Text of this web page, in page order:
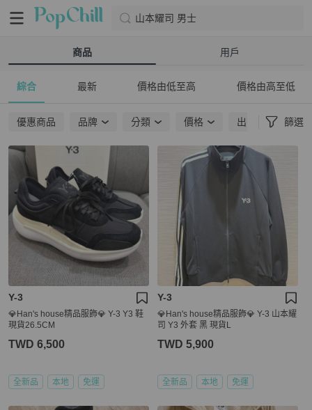
山本耀司 男士
商品 用戶
綜合 最新 價格由低至高 價格由高至低
優惠商品 品牌 分類 價格 出貨地點 篩選
Y-3
💎Han's house精品服飾💎 Y-3 Y3 鞋
現貨26.5CM
TWD 6,500
全新品 本地 免運
Y-3
💎Han's house精品服飾💎 Y-3 山本耀
司 Y3 外套 黑 現貨L
TWD 5,900
全新品 本地 免運